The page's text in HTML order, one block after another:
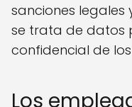
sanciones legales
se trata de datos
confidencial de
Los